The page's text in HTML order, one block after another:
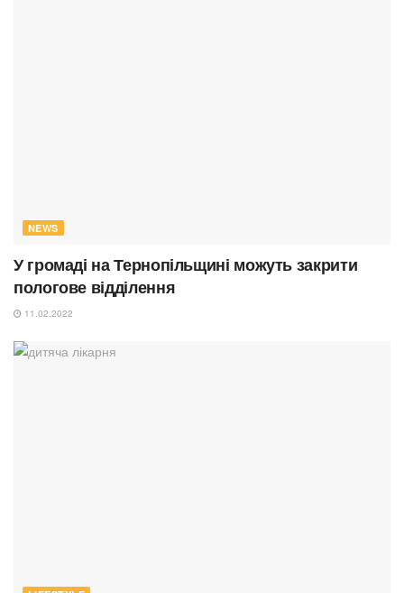
NEWS
У громаді на Тернопільщині можуть закрити
пологове відділення
11.02.2022